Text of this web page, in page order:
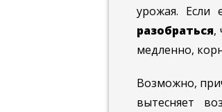
урожая. Если
разобраться,
медленно,
Возможно,
вытесняет